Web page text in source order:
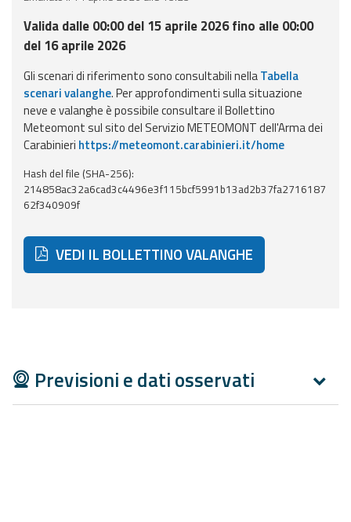
Previsioni meteo e
marine
Dati osservati
Radar meteo
Strumenti
Operativi
Informazioni
utili
Valida dalle 00:00 del 15 aprile 2026 fino alle 00:00
del 16 aprile 2026
Gli scenari di riferimento sono consultabili nellaTabella
scenari valanghe. Per approfondimenti sulla situazione
neve e valanghe è possibile consultare il Bollettino
Meteomont sul sito del Servizio METEOMONT dell'Arma dei
Carabinieri https://meteomont.carabinieri.it/home
Hash del file (SHA-256):
214858ac32a6cad3c4496e3f115bcf5991b13ad2b37fa2716187
62f340909f
VEDI IL BOLLETTINO VALANGHE
Previsioni e dati osservati